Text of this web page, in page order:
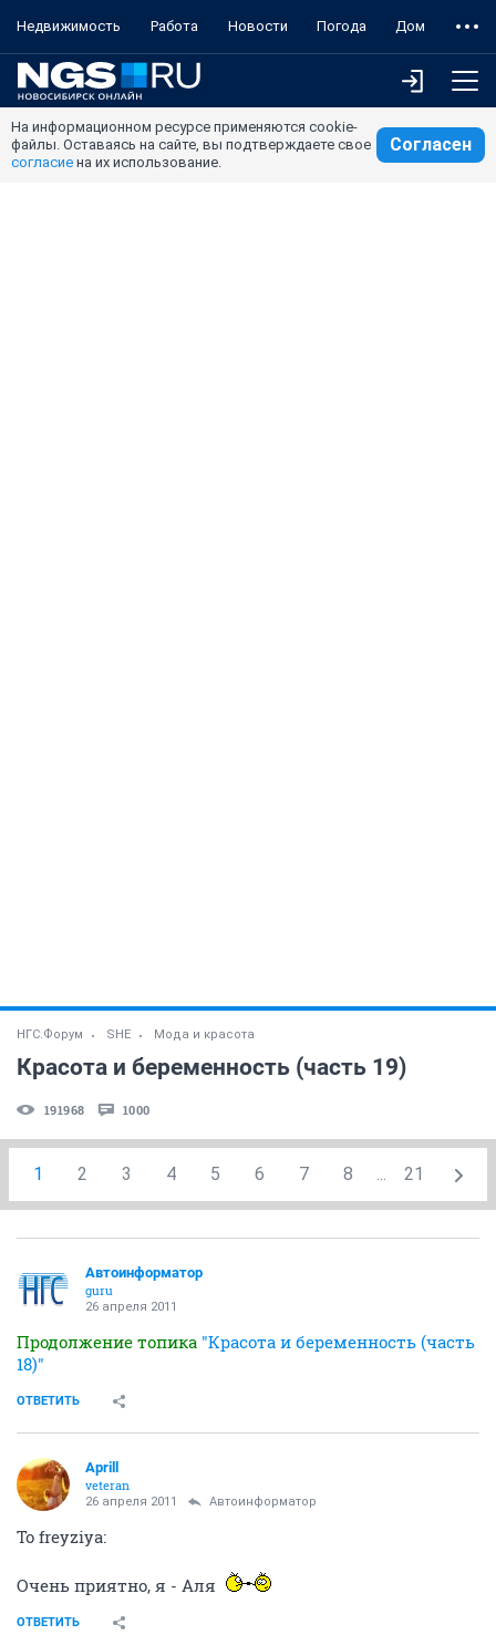
Недвижимость Работа Новости Погода Дом
На информационном ресурсе применяются cookie-
файлы. Оставаясь на сайте, вы подтверждаете свое
согласие на их использование.
Согласен
НГС.Форум SHE Мода и красота
Красота и беременность (часть 19)
191968 1000
1 2 3 4 5 6 7 8 ... 21
Автоинформатор
guru
26 апреля 2011
Продолжение топика "Красота и беременность (часть
18)"
ОТВЕТИТЬ
Aprill
veteran
26 апреля 2011 Автоинформатор
То freyziya:
Очень приятно, я - Аля
ОТВЕТИТЬ